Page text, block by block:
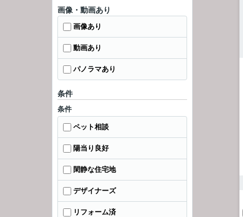
画像・動画あり
画像あり
動画あり
パノラマあり
条件
条件
ペット相談
陽当り良好
閑静な住宅地
デザイナーズ
リフォーム済